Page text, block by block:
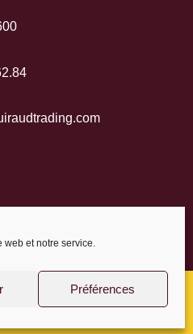
web et notre service.
Préférences